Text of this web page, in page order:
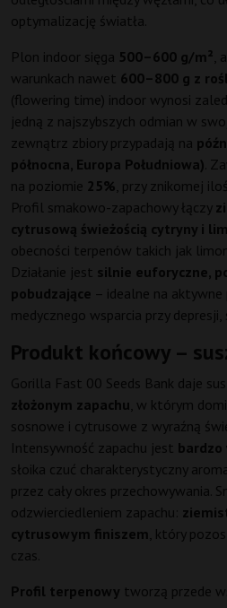
optymalizację światła.
Plon indoor sięga 500–600 g/m² ,
warunkach nawet 600–800 g z
(flowering time) indoor wynosi
jedną z najszybszych odmian w
zewnątrz zbiory przypadają na
północna, Europa Południowa) .
na poziomie 25% , przy znikomej
Profil smakowo-zapachowy łączy
cytrusową świeżością cytryny i
obecności terpenów takich jak
Działanie jest silnie euforyczne,
pobudzające – idealne na aktywne
medycznego wsparcia przy depresji,
Produkt końcowy –
Gorilla Fast 00 Seeds Bank daje
złożonym zapachu , w którym
sosnowe i cytrusowe z wyraźną
Intensywność zapachu jest bardzo
słoika czuć charakterystyczny
przez cały okres przechowywania.
odzwierciedleniem zapachu:
cytrusowym finiszem , który
czas.
Profil terpenowy tworzą przede